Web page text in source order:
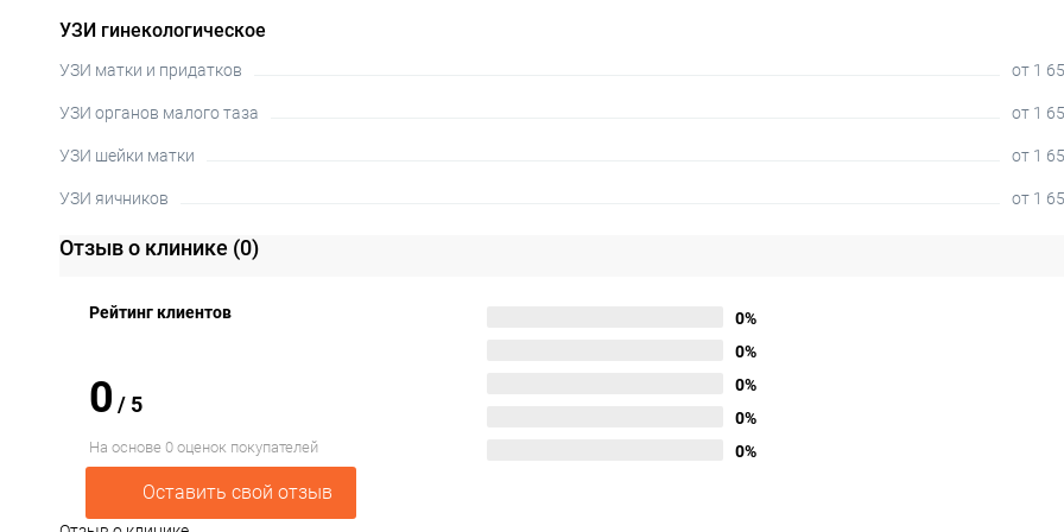
УЗИ гинекологическое
УЗИ матки и придатков от 1
УЗИ органов малого таза от 1
УЗИ шейки матки от 1
УЗИ яичников от 1
Отзыв о клинике (0)
Рейтинг клиентов
0 / 5
На основе 0 оценок покупателей
0%
0%
0%
0%
0%
Оставить свой отзыв